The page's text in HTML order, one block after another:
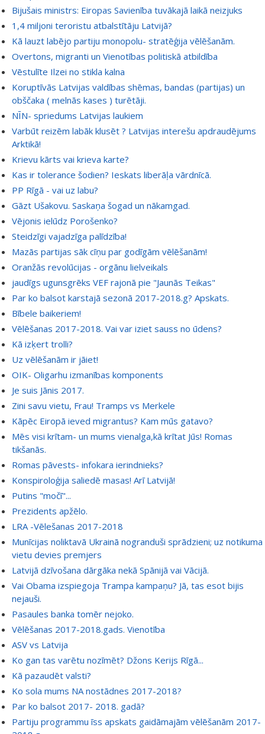
Bijušais ministrs: Eiropas Savienība tuvākajā laikā neizjuks
1,4 miljoni teroristu atbalstītāju Latvijā?
Kā lauzt labējo partiju monopolu- stratēģija vēlēšanām.
Overtons, migranti un Vienotības politiskā atbildība
Vēstulīte Ilzei no stikla kalna
Koruptīvās Latvijas valdības shēmas, bandas (partijas) un
obščaka ( melnās kases ) turētāji.
NĪN- spriedums Latvijas laukiem
Varbūt reizēm labāk klusēt ? Latvijas interešu apdraudējums
Arktikā!
Krievu kārts vai krieva karte?
Kas ir tolerance šodien? Ieskats liberāļa vārdnīcā.
PP Rīgā - vai uz labu?
Gāzt Ušakovu. Saskaņa šogad un nākamgad.
Vējonis ielūdz Porošenko?
Steidzīgi vajadzīga palīdzība!
Mazās partijas sāk cīņu par godīgām vēlēšanām!
Oranžās revolūcijas - orgānu lielveikals
jaudīgs ugunsgrēks VEF rajonā pie "Jaunās Teikas"
Par ko balsot karstajā sezonā 2017-2018.g? Apskats.
Bībele baikeriem!
Vēlēšanas 2017-2018. Vai var iziet sauss no ūdens?
Kā izķert trolli?
Uz vēlēšanām ir jāiet!
OIK- Oligarhu izmanības komponents
Je suis Jānis 2017.
Zini savu vietu, Frau! Tramps vs Merkele
Kāpēc Eiropā ieved migrantus? Kam mūs gatavo?
Mēs visi krītam- un mums vienalga,kā krītat Jūs! Romas
tikšanās.
Romas pāvests- infokara ierindnieks?
Konspiroloģija saliedē masas! Arī Latvijā!
Putins "močī"...
Prezidents apžēlo.
LRA -Vēlešanas 2017-2018
Munīcijas noliktavā Ukrainā nogranduši sprādzieni; uz notikuma
vietu devies premjers
Latvijā dzīvošana dārgāka nekā Spānijā vai Vācijā.
Vai Obama izspiegoja Trampa kampaņu? Jā, tas esot bijis
nejauši.
Pasaules banka tomēr nejoko.
Vēlēšanas 2017-2018.gads. Vienotība
ASV vs Latvija
Ko gan tas varētu nozīmēt? Džons Kerijs Rīgā...
Kā pazaudēt valsti?
Ko sola mums NA nostādnes 2017-2018?
Par ko balsot 2017- 2018. gadā?
Partiju programmu īss apskats gaidāmajām vēlēšanām 2017-